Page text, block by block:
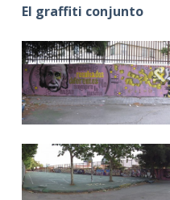
El graffiti conjunto